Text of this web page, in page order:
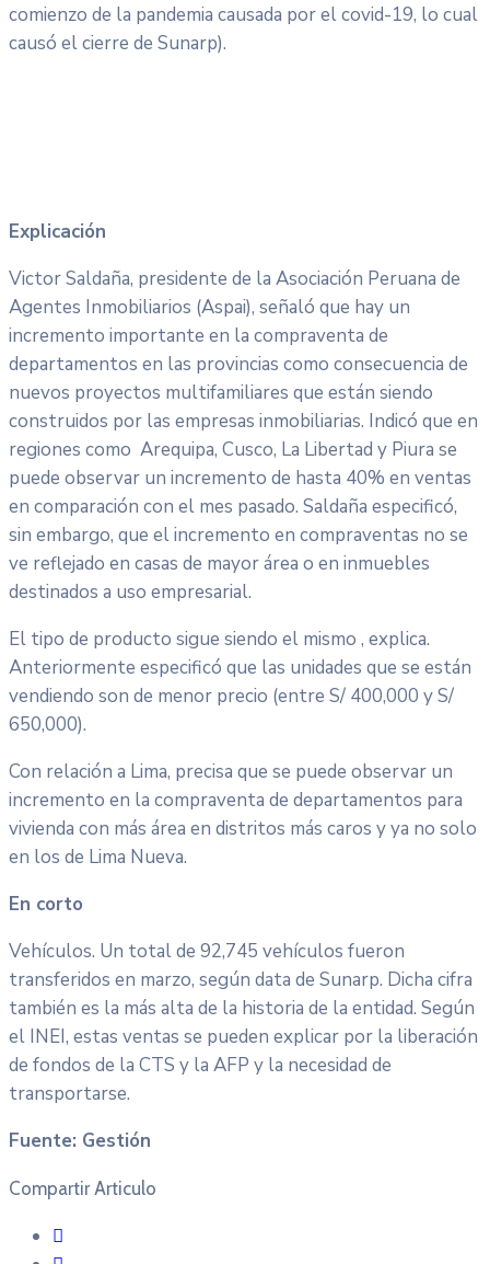
comienzo de la pandemia causada por el covid-19, lo cual
causó el cierre de Sunarp).
Explicación
Victor Saldaña, presidente de la Asociación Peruana de
Agentes Inmobiliarios (Aspai), señaló que hay un
incremento importante en la compraventa de
departamentos en las provincias como consecuencia de
nuevos proyectos multifamiliares que están siendo
construidos por las empresas inmobiliarias. Indicó que en
regiones como Arequipa, Cusco, La Libertad y Piura se
puede observar un incremento de hasta 40% en ventas
en comparación con el mes pasado. Saldaña especificó,
sin embargo, que el incremento en compraventas no se
ve reflejado en casas de mayor área o en inmuebles
destinados a uso empresarial.
El tipo de producto sigue siendo el mismo , explica.
Anteriormente especificó que las unidades que se están
vendiendo son de menor precio (entre S/ 400,000 y S/
650,000).
Con relación a Lima, precisa que se puede observar un
incremento en la compraventa de departamentos para
vivienda con más área en distritos más caros y ya no solo
en los de Lima Nueva.
En corto
Vehículos. Un total de 92,745 vehículos fueron
transferidos en marzo, según data de Sunarp. Dicha cifra
también es la más alta de la historia de la entidad. Según
el INEI, estas ventas se pueden explicar por la liberación
de fondos de la CTS y la AFP y la necesidad de
transportarse.
Fuente: Gestión
Compartir Articulo